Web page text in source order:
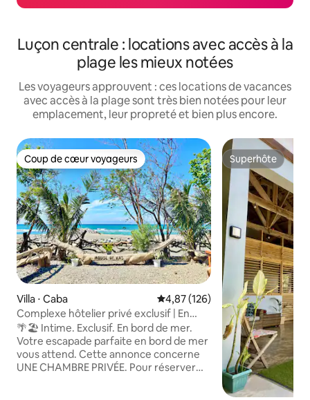
Luçon centrale : locations avec accès à la
plage les mieux notées
Les voyageurs approuvent : ces locations de vacances
avec accès à la plage sont très bien notées pour leur
emplacement, leur propreté et bien plus encore.
Coup de cœur voyageurs
Coup de cœur voyageurs
Villa ⋅ Caba Évaluation moyenne sur la
4,87 (126)
Complexe hôtelier privé exclusif | En
bord de mer | La Union
🌴🏖️ Intime. Exclusif. En bord de mer.
Votre escapade parfaite en bord de mer
vous attend. Cette annonce concerne
UNE CHAMBRE PRIVÉE. Pour réserver
Superhôte
Superhôte